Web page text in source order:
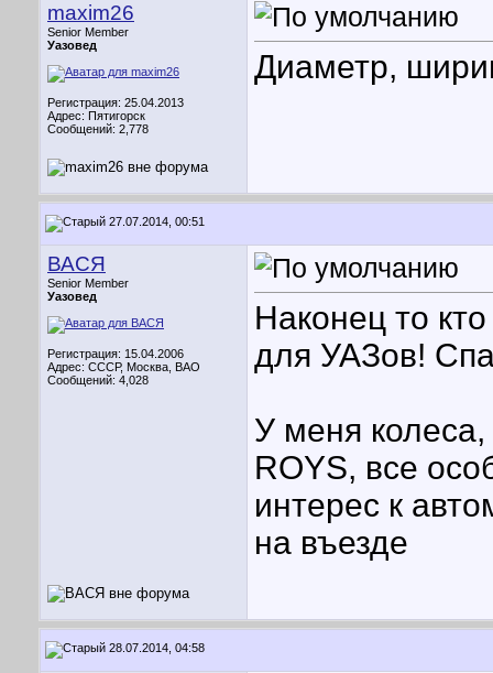
maxim26
Senior Member
Уазовед
Регистрация: 25.04.2013
Адрес: Пятигорск
Сообщений: 2,778
Диаметр,
27.07.2014, 00:51
ВАСЯ
Senior Member
Уазовед
Регистрация: 15.04.2006
Адрес: СССР, Москва, ВАО
Сообщений: 4,028
Наконец то
для УАЗов!
У меня колеса,
ROYS, все
интерес к
на въезде
28.07.2014, 04:58